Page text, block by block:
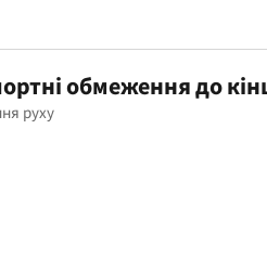
обмеження до
руху